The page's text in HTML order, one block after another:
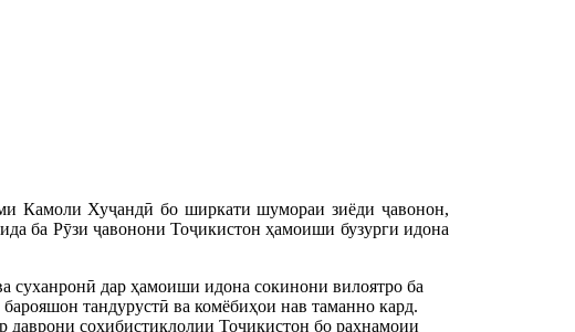
Камоли Хуҷандӣ бо ширкати шумораи зиёди ҷавонон,
ба Рӯзи ҷавонони Тоҷикистон ҳамоиши бузурги идона
суханронӣ дар ҳамоиши идона сокинони вилоятро ба
тандурустӣ ва комёбиҳои нав таманно кард.
даврони соҳибистиқлолии Тоҷикистон бо раҳнамоии